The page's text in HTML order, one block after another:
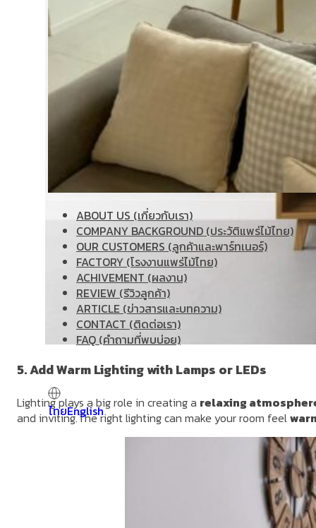
ABOUT US (เกี่ยวกับเรา)
COMPANY BACKGROUND (ประวัติแพร่ไม้ไทย)
OUR CUSTOMERS (ลูกค้าและพาร์ทเนอร์)
FACTORY (โรงงานแพร่ไม้ไทย)
ACHIVEMENT (ผลงาน)
REVIEW (รีวิวลูกค้า)
ARTICLE (ข่าวสารและบทความ)
CONTACT (ติดต่อเรา)
FAQ (คำถามที่พบบ่อย)
English
ไทย
5. Add Warm Lighting with Lamps or LEDs
Lighting plays a big role in creating a relaxing
and inviting.The right lighting can make your room feel